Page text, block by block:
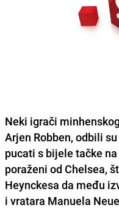
Neki igrači
Arjen Robben, odbili
pucati s bijele tačke
poraženi od Chelsea,
Heynckesa da među
i vratara Manuela